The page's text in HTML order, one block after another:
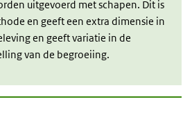
uitgevoerd met schapen. Dit is
en geeft een extra dimensie in
en geeft variatie in de
van de begroeiing.